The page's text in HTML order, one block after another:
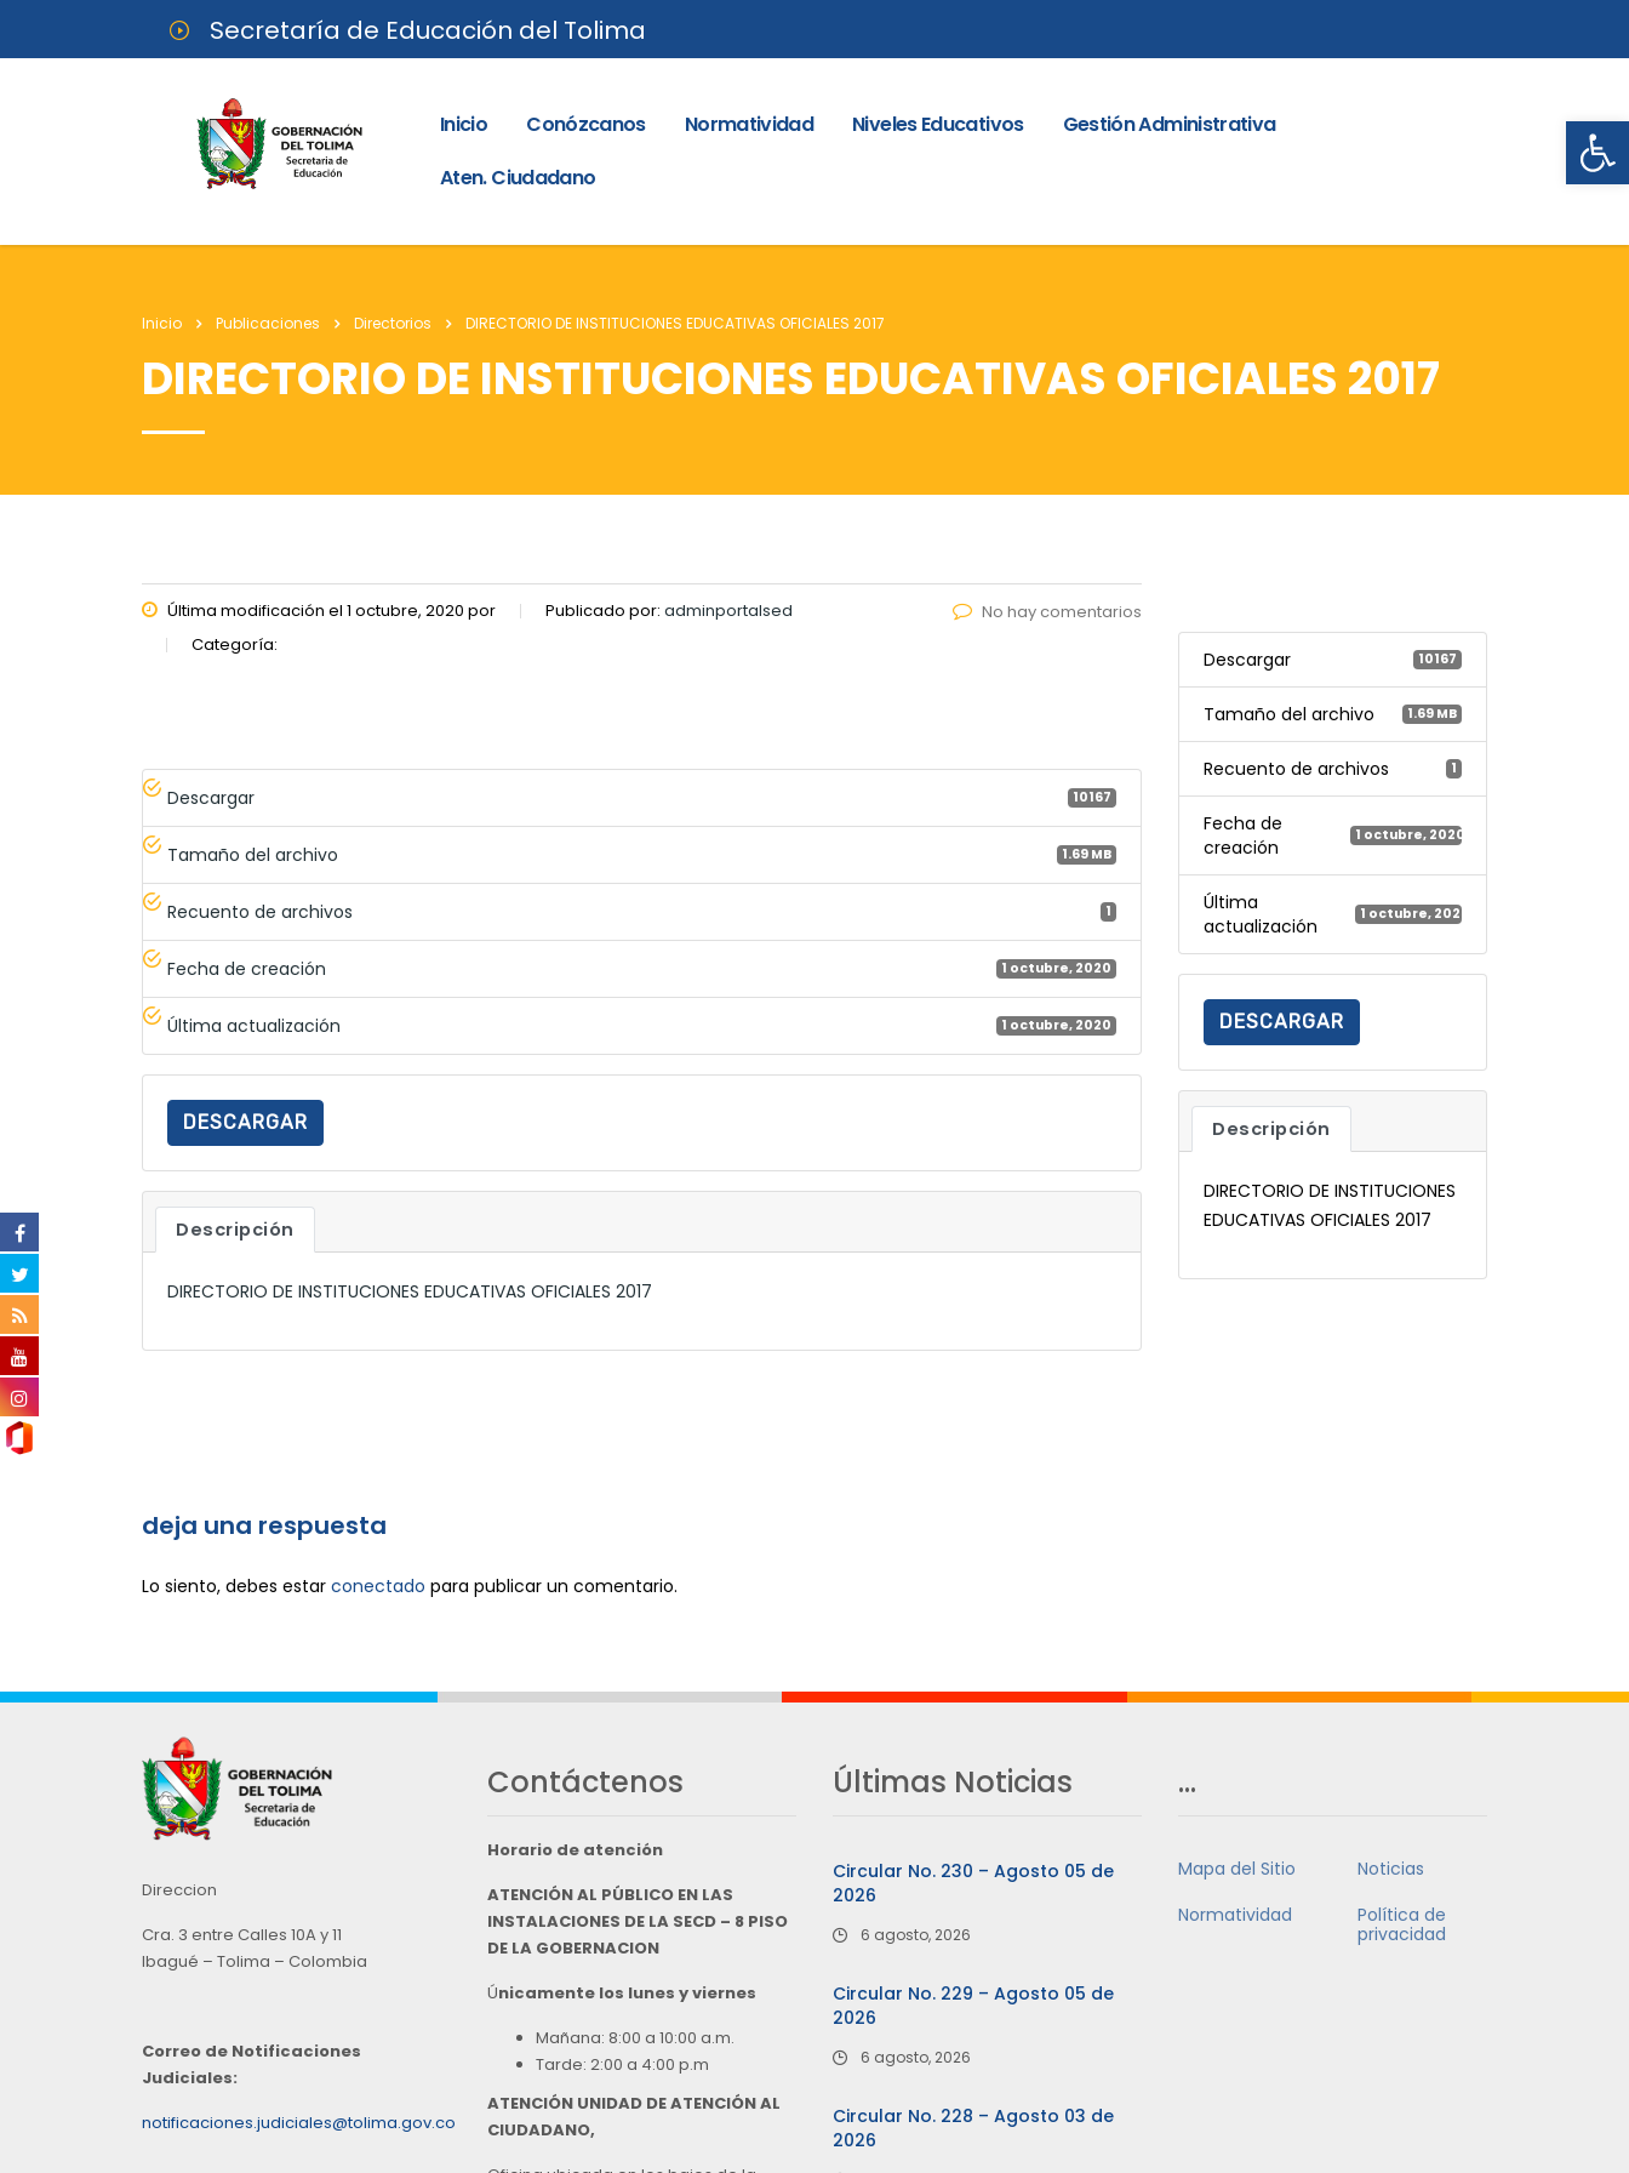
Secretaría de Educación del Tolima
Inicio Conózcanos Normatividad Niveles Educativos
Gestión Administrativa
Aten. Ciudadano
Inicio Publicaciones Directorios DIRECTORIO DE INSTITUCIONES EDUCATIVAS OFICIALES 2017
DIRECTORIO DE INSTITUCIONES EDUCATIVAS OFICIALES 2017
Última modificación el 1 octubre, 2020 por Publicado por: adminportalsed
Categoría:
No hay comentarios
Descargar 10167
Tamaño del archivo 1.69 MB
Recuento de archivos 1
Fecha de creación 1 octubre, 2020
Última actualización 1 octubre, 2020
DESCARGAR
Descripción
DIRECTORIO DE INSTITUCIONES EDUCATIVAS OFICIALES 2017
deja una respuesta
Lo siento, debes estar conectado para publicar un comentario.
Descargar 10167
Tamaño del archivo 1.69 MB
Recuento de archivos 1
Fecha de
creación
1 octubre, 2020
Última
actualización
1 octubre, 2020
DESCARGAR
Descripción
DIRECTORIO DE INSTITUCIONES
EDUCATIVAS OFICIALES 2017
Direccion
Cra. 3 entre Calles 10A y 11
Ibagué – Tolima – Colombia
Correo de Notificaciones
Judiciales:
notificaciones.judiciales@tolima.gov.co
Contáctenos
Horario de atención
ATENCIÓN AL PÚBLICO EN LAS
INSTALACIONES DE LA SECD – 8 PISO
DE LA GOBERNACION
Únicamente los lunes y viernes
Mañana: 8:00 a 10:00 a.m.
Tarde: 2:00 a 4:00 p.m
ATENCIÓN UNIDAD DE ATENCIÓN AL
CIUDADANO,
Últimas Noticias
Circular No. 230 – Agosto 05 de
2026
6 agosto, 2026
Circular No. 229 – Agosto 05 de
2026
6 agosto, 2026
Circular No. 228 – Agosto 03 de
2026
…
Mapa del Sitio
Noticias
Normatividad
Política de
privacidad